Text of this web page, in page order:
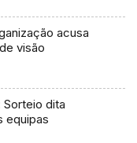
acusa
visão
Sorteio dita
equipas